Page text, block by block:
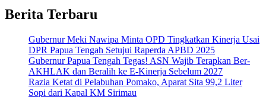
Gelar
Anjangsana
HUT
IAD
ke-
XXV
Tahun
2025
Berita Terbaru
Gubernur Meki Nawipa Minta OPD Tingkatkan Kinerja Usai
DPR Papua Tengah Setujui Raperda APBD 2025
Gubernur Papua Tengah Tegas! ASN Wajib Terapkan Ber-
AKHLAK dan Beralih ke E-Kinerja Sebelum 2027
Razia Ketat di Pelabuhan Pomako, Aparat Sita 99,2 Liter
Sopi dari Kapal KM Sirimau